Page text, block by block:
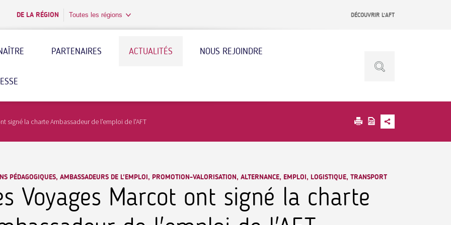
DE LA RÉGION Toutes les régions DÉCOUVRIR L’AFT
PARTENAIRES ACTUALITÉS NOUS REJOINDRE
signé la charte Ambassadeur de l'emploi de l'AFT
PÉDAGOGIQUES, AMBASSADEURS DE L'EMPLOI, PROMOTION-VALORISATION, ALTERNANCE, EMPLOI, LOGISTIQUE, TRANSPORT
Voyages Marcot ont signé la charte